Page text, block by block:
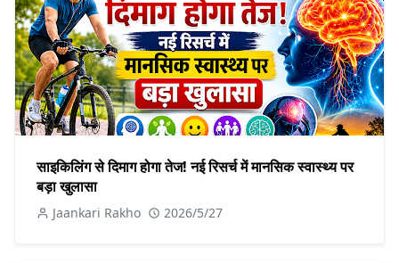
साइकिलिंग से दिमाग होगा तेज! नई रिसर्च में मानसिक स्वास्थ्य पर
बड़ा खुलासा
Jaankari Rakho 2026/5/27